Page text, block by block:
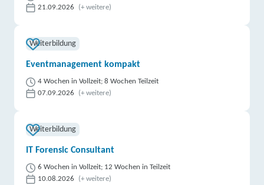
21.09.2026
(+ weitere)
Weiterbildung
Eventmanagement kompakt
4 Wochen in Vollzeit; 8 Wochen Teilzeit
07.09.2026
(+ weitere)
Weiterbildung
IT Forensic Consultant
6 Wochen in Vollzeit; 12 Wochen in Teilzeit
10.08.2026
(+ weitere)